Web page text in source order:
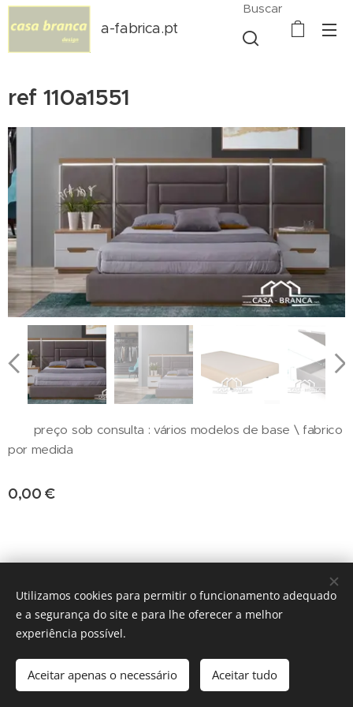
a-fabrica.pt
Buscar
ref 110a1551
preço sob consulta : vários modelos de base \ fabrico
por medida
0,00 €
Adicionar ao carrinho
fabrico x medida
Cookies
Utilizamos cookies para permitir o funcionamento adequado
e a segurança do site e para lhe oferecer a melhor
experiência possível.
Aceitar apenas o necessário Aceitar tudo